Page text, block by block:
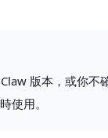
版本，或你不
使用。